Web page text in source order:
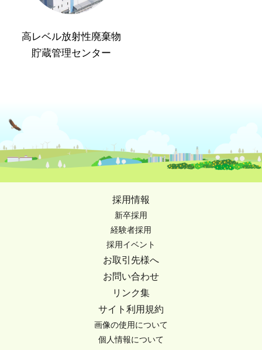
高レベル放射性廃棄物
貯蔵管理センター
採用情報
新卒採用
経験者採用
採用イベント
お取引先様へ
お問い合わせ
リンク集
サイト利用規約
画像の使用について
個人情報について